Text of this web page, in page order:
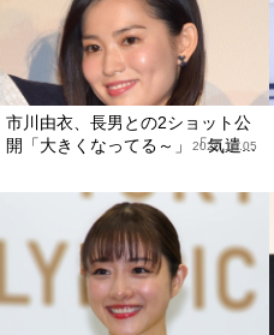
市川由衣、長男との2ショット公
開「大きくなってる～」「気遣...
2020.10.05